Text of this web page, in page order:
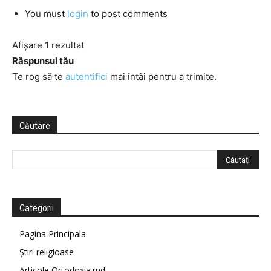
You must login to post comments
Afișare 1 rezultat
Răspunsul tău
Te rog să te autentifici mai întâi pentru a trimite.
Căutare
Categorii
Pagina Principala
Știri religioase